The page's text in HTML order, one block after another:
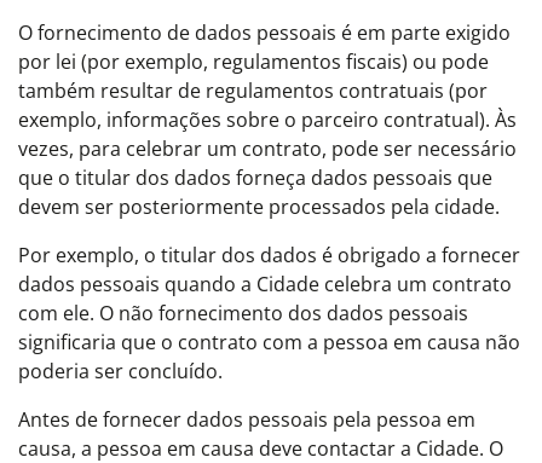
O fornecimento de dados pessoais é em parte exigido
por lei (por exemplo, regulamentos fiscais) ou pode
também resultar de regulamentos contratuais (por
exemplo, informações sobre o parceiro contratual). Às
vezes, para celebrar um contrato, pode ser necessário
que o titular dos dados forneça dados pessoais que
devem ser posteriormente processados pela cidade.
Por exemplo, o titular dos dados é obrigado a fornecer
dados pessoais quando a Cidade celebra um contrato
com ele. O não fornecimento dos dados pessoais
significaria que o contrato com a pessoa em causa não
poderia ser concluído.
Antes de fornecer dados pessoais pela pessoa em
causa, a pessoa em causa deve contactar a Cidade. O